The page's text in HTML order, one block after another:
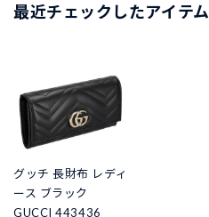
最近チェックしたアイテム
グッチ 長財布 レディ
ース ブラック
GUCCI 443436